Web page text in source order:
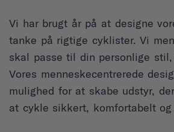
Vi har brugt år på at designe
tanke på rigtige cyklister. Vi
skal passe til din personlige
Vores menneskecentrerede
mulighed for at skabe udstyr,
at cykle sikkert, komfortabelt